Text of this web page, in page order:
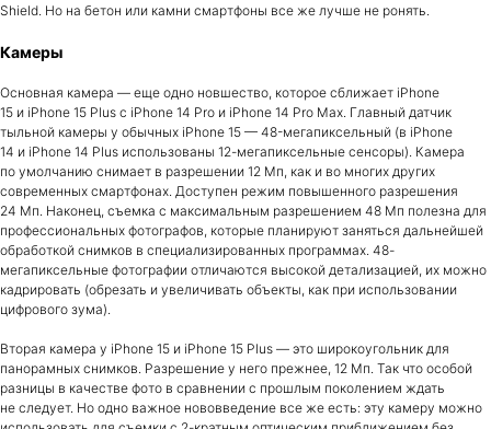
Shield. Но на бетон или камни смартфоны все же лучше не ронять.
Камеры
Основная камера — еще одно новшество, которое сближает iPhone
15 и iPhone 15 Plus с iPhone 14 Pro и iPhone 14 Pro Max. Главный датчик
тыльной камеры у обычных iPhone 15 — 48-мегапиксельный (в iPhone
14 и iPhone 14 Plus использованы 12-мегапиксельные сенсоры). Камера
по умолчанию снимает в разрешении 12 Мп, как и во многих других
современных смартфонах. Доступен режим повышенного разрешения
24 Мп. Наконец, съемка с максимальным разрешением 48 Мп полезна для
профессиональных фотографов, которые планируют заняться дальнейшей
обработкой снимков в специализированных программах. 48-
мегапиксельные фотографии отличаются высокой детализацией, их можно
кадрировать (обрезать и увеличивать объекты, как при использовании
цифрового зума).
Вторая камера у iPhone 15 и iPhone 15 Plus — это широкоугольник для
панорамных снимков. Разрешение у него прежнее, 12 Мп. Так что особой
разницы в качестве фото в сравнении с прошлым поколением ждать
не следует. Но одно важное нововведение все же есть: эту камеру можно